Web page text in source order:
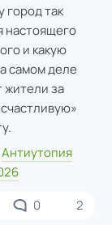
город так
настоящего
и какую
самом деле
жители за
Антиутопия
0 2